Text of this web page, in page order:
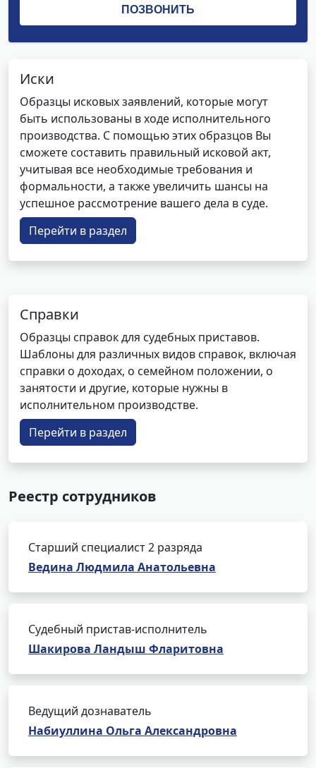
Иски
Образцы исковых заявлений, которые могут
быть использованы в ходе исполнительного
производства. С помощью этих образцов Вы
сможете составить правильный исковой акт,
учитывая все необходимые требования и
формальности, а также увеличить шансы на
успешное рассмотрение вашего дела в суде.
Перейти в раздел
Справки
Образцы справок для судебных приставов.
Шаблоны для различных видов справок, включая
справки о доходах, о семейном положении, о
занятости и другие, которые нужны в
исполнительном производстве.
Перейти в раздел
Реестр сотрудников
Старший специалист 2 разряда
Ведина Людмила Анатольевна
Судебный пристав-исполнитель
Шакирова Ландыш Фларитовна
Ведущий дознаватель
Набиуллина Ольга Александровна